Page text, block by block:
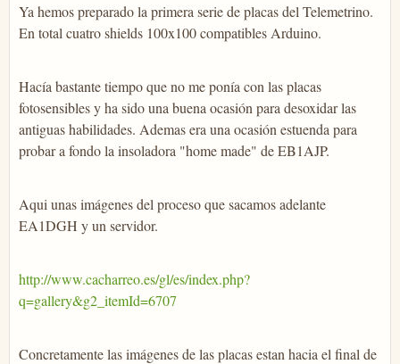
Ya hemos preparado la primera serie de placas del Telemetrino.
En total cuatro shields 100x100 compatibles Arduino.
Hacía bastante tiempo que no me ponía con las placas
fotosensibles y ha sido una buena ocasión para desoxidar las
antiguas habilidades. Ademas era una ocasión estuenda para
probar a fondo la insoladora "home made" de EB1AJP.
Aqui unas imágenes del proceso que sacamos adelante
EA1DGH y un servidor.
http://www.cacharreo.es/gl/es/index.php?
q=gallery&g2_itemId=6707
Concretamente las imágenes de las placas estan hacia el final de